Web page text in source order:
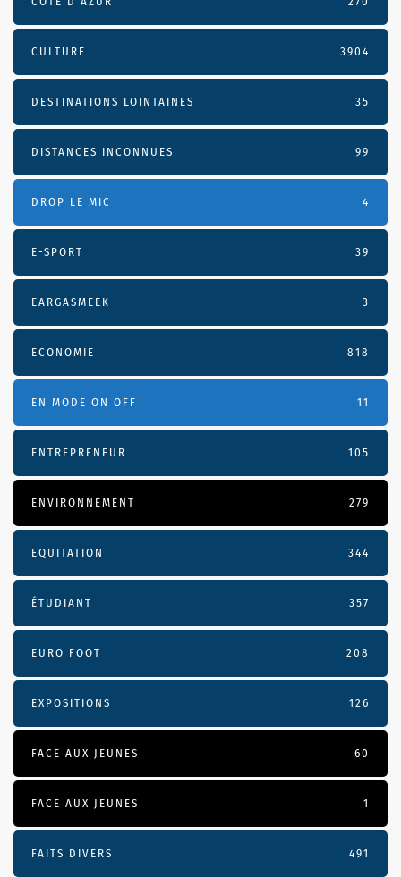
CULTURE 3904
DESTINATIONS LOINTAINES 35
DISTANCES INCONNUES 99
DROP LE MIC 4
E-SPORT 39
EARGASMEEK 3
ECONOMIE 818
EN MODE ON OFF 11
ENTREPRENEUR 105
ENVIRONNEMENT 279
EQUITATION 344
ÉTUDIANT 357
EURO FOOT 208
EXPOSITIONS 126
FACE AUX JEUNES 60
FACE AUX JEUNES 1
FAITS DIVERS 491